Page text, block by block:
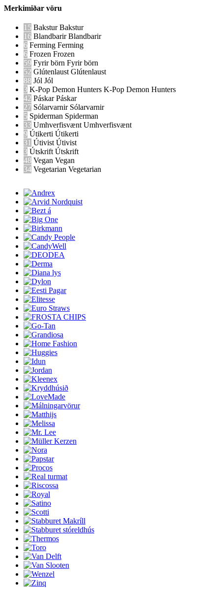
Merkimiðar vöru
15 BaksturBakstur
16 BlandbarirBlandbarir
6 Ferming Ferming
6 Frozen Frozen
59 Fyrir börn Fyrir börn
52 Glútenlaust Glútenlaust
88 Jól Jól
3 K-Pop Demon Hunters K-Pop Demon Hunters
42 PáskarPáskar
27 Sólarvarnir Sólarvarnir
5 Spiderman Spiderman
33 Umhverfisvænt Umhverfisvænt
9 Útikerti Útikerti
31 Útivist Útivist
3 Útskrift Útskrift
48 Vegan Vegan
34 Vegetarian Vegetarian